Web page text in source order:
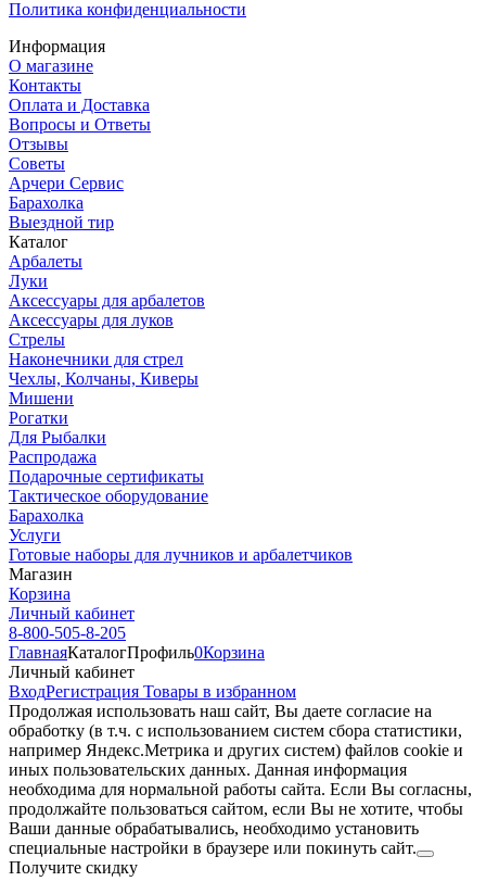
Политика конфиденциальности
Информация
О магазине
Контакты
Оплата и Доставка
Вопросы и Ответы
Отзывы
Советы
Арчери Сервис
Барахолка
Выездной тир
Каталог
Арбалеты
Луки
Аксессуары для арбалетов
Аксессуары для луков
Стрелы
Наконечники для стрел
Чехлы, Колчаны, Киверы
Мишени
Рогатки
Для Рыбалки
Распродажа
Подарочные сертификаты
Тактическое оборудование
Барахолка
Услуги
Готовые наборы для лучников и арбалетчиков
Магазин
Корзина
Личный кабинет
8-800-505-8-205
ГлавнаяКаталогПрофиль0Корзина
Личный кабинет
ВходРегистрация Товары в избранном
Продолжая использовать наш cайт, Вы даете согласие на
обработку (в т.ч. с использованием систем сбора статистики,
например Яндекс.Метрика и других систем) файлов cookie и
иных пользовательских данных. Данная информация
необходима для нормальной работы сайта. Если Вы согласны,
продолжайте пользоваться сайтом, если Вы не хотите, чтобы
Ваши данные обрабатывались, необходимо установить
специальные настройки в браузере или покинуть сайт.
Получите скидку